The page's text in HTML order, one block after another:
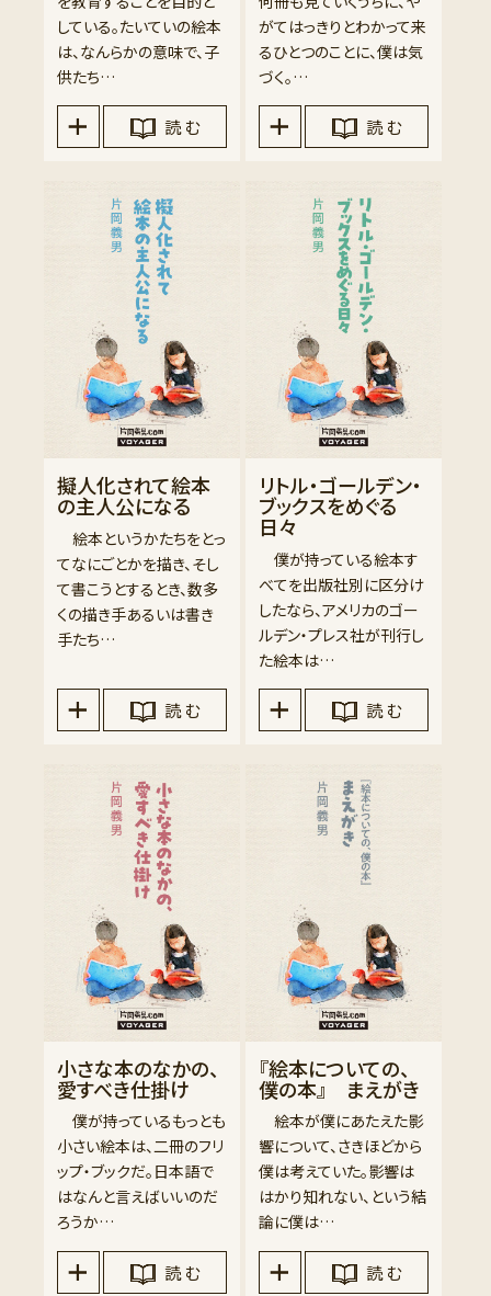
している。たいていの絵本
は、なんらかの意味で、子
供たち…
読 む
がてはっきりとわかって来
るひとつのことに、僕は気
づく。…
読 む
擬人化されて絵本
の主人公になる
絵本というかたちをとっ
てなにごとかを描き、そし
て書こうとするとき、数多
くの描き手あるいは書き
手たち…
読 む
リトル・ゴールデン・
ブックスをめぐる
日々
僕が持っている絵本す
べてを出版社別に区分け
したなら、アメリカのゴー
ルデン・プレス社が刊行し
た絵本は…
読 む
小さな本のなかの、
愛すべき仕掛け
僕が持っているもっとも
小さい絵本は、二冊のフリ
ップ・ブックだ。日本語で
はなんと言えばいいのだ
ろうか…
読 む
『絵本についての、
僕の本』 まえがき
絵本が僕にあたえた影
響について、さきほどから
僕は考えていた。影響は
はかり知れない、という結
論に僕は…
読 む